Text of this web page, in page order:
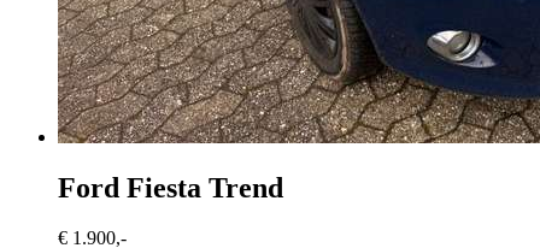
Ford Fiesta Trend
€ 1.900,-